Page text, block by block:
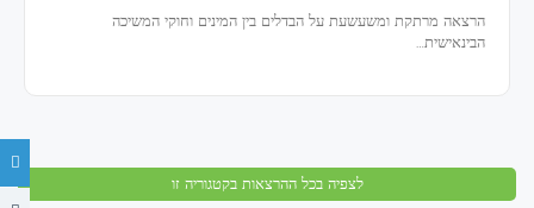
הרצאה מרתקת ומשעשעת על הבדלים בין המינים וחוקי המשיכה
הבינאישית…
לצפיה בכל ההרצאות בקטגוריה זו